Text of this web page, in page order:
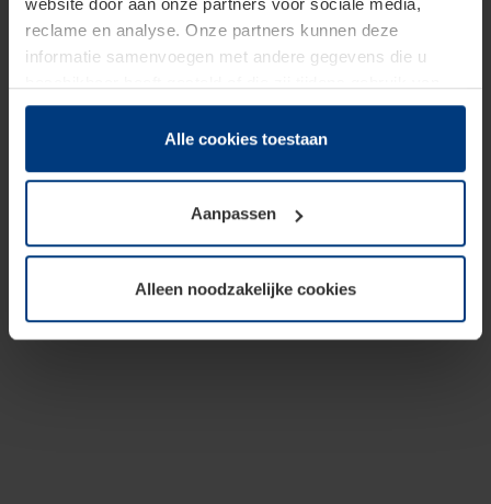
website door aan onze partners voor sociale media,
reclame en analyse. Onze partners kunnen deze
informatie samenvoegen met andere gegevens die u
hun diensten hebben verzameld.
Juridisch hebben wij het recht om cookies op uw
van deze pagina's absoluut vereist is. Voor alle andere
soorten cookies is uw toestemming benodigd. Uw
toestemming kunt u op elk moment bij de uitleg van de
wijzigen of herroepen.
Alle cookies toestaan
Aanpassen
Alleen noodzakelijke cookies